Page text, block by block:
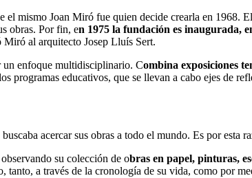
el mismo Joan Miró fue quien decide crearla en
obras. Por fin, en 1975 la fundación es inaugurada,
al arquitecto Josep Lluís Sert.
un enfoque multidisciplinario. Combina exposiciones
programas educativos, que se llevan a cabo ejes de
acercar sus obras a todo el mundo. Es por esta
su colección de obras en papel, pinturas,
tanto, a través de la cronología de su vida, como por